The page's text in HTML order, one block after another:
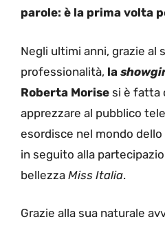
parole: è la prima volta
Negli ultimi anni, grazie al
professionalità, la
Roberta Morise si è fatta
apprezzare al pubblico
esordisce nel mondo
in seguito alla
bellezza Miss Italia.
Grazie alla sua naturale